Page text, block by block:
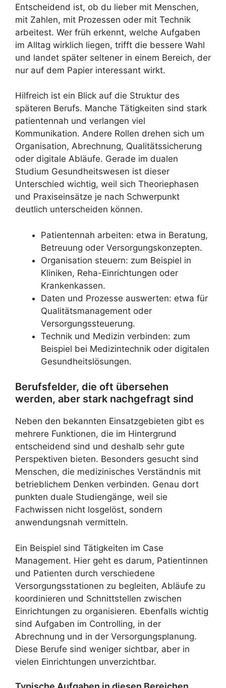
Entscheidend ist, ob du lieber mit Menschen,
mit Zahlen, mit Prozessen oder mit Technik
arbeitest. Wer früh erkennt, welche Aufgaben
im Alltag wirklich liegen, trifft die bessere Wahl
und landet später seltener in einem Bereich, der
nur auf dem Papier interessant wirkt.
Hilfreich ist ein Blick auf die Struktur des
späteren Berufs. Manche Tätigkeiten sind stark
patientennah und verlangen viel
Kommunikation. Andere Rollen drehen sich um
Organisation, Abrechnung, Qualitätssicherung
oder digitale Abläufe. Gerade im dualen
Studium Gesundheitswesen ist dieser
Unterschied wichtig, weil sich Theoriephasen
und Praxiseinsätze je nach Schwerpunkt
deutlich unterscheiden können.
Patientennah arbeiten: etwa in Beratung,
Betreuung oder Versorgungskonzepten.
Organisation steuern: zum Beispiel in
Kliniken, Reha-Einrichtungen oder
Krankenkassen.
Daten und Prozesse auswerten: etwa für
Qualitätsmanagement oder
Versorgungssteuerung.
Technik und Medizin verbinden: zum
Beispiel bei Medizintechnik oder digitalen
Gesundheitslösungen.
Berufsfelder, die oft übersehen
werden, aber stark nachgefragt sind
Neben den bekannten Einsatzgebieten gibt es
mehrere Funktionen, die im Hintergrund
entscheidend sind und deshalb sehr gute
Perspektiven bieten. Besonders gesucht sind
Menschen, die medizinisches Verständnis mit
betrieblichem Denken verbinden. Genau dort
punkten duale Studiengänge, weil sie
Fachwissen nicht losgelöst, sondern
anwendungsnah vermitteln.
Ein Beispiel sind Tätigkeiten im Case
Management. Hier geht es darum, Patientinnen
und Patienten durch verschiedene
Versorgungsstationen zu begleiten, Abläufe zu
koordinieren und Schnittstellen zwischen
Einrichtungen zu organisieren. Ebenfalls wichtig
sind Aufgaben im Controlling, in der
Abrechnung und in der Versorgungsplanung.
Diese Berufe sind weniger sichtbar, aber in
vielen Einrichtungen unverzichtbar.